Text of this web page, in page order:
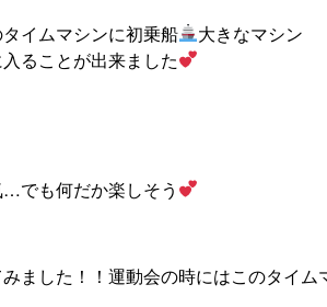
イムマシンに初乗船
大きなマシン
ることが出来ました
でも何だか楽しそう
ました！！運動会の時にはこのタイ